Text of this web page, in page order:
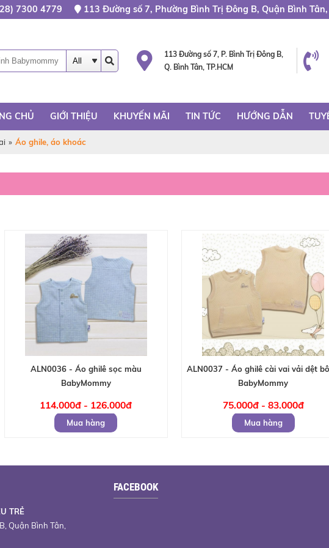
7300 4779 113 Đường số 7, Phường Bình Trị Đông B, Quận Bình Tân,
113 Đường số 7, P. Bình Trị Đông B,
Q. Bình Tân, TP.HCM
CHỦ GIỚI THIỆU KHUYẾN MÃI TIN TỨC HƯỚNG DẪN
» Áo ghile, áo khoác
ALN0036 - Áo ghilê sọc màu
BabyMommy
114.000đ - 126.000đ
Mua hàng
ALN0037 - Áo ghilê cài vai vải dệt
BabyMommy
75.000đ - 83.000đ
Mua hàng
TRẺ
Quận Bình Tân,
FACEBOOK